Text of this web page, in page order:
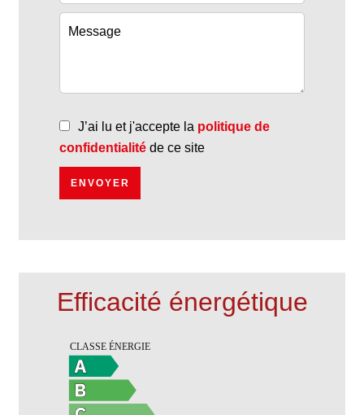
J’ai lu et j'accepte la politique de
confidentialité de ce site
ENVOYER
Efficacité énergétique